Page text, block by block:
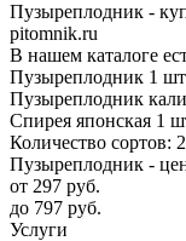
Пузыреплодник -
pitomnik.ru
В нашем каталоге
Пузыреплодник 1
Пузыреплодник
Спирея японская 1
Количество сортов:
Пузыреплодник -
от 297 руб.
до 797 руб.
Услуги